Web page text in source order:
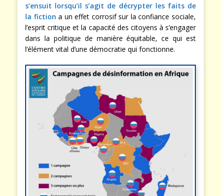
s’ensuit lorsqu’il s’agit de décrypter les faits de
la fiction a un effet corrosif sur la confiance sociale,
l’esprit critique et la capacité des citoyens à s’engager
dans la politique de manière équitable, ce qui est
l’élément vital d’une démocratie qui fonctionne.